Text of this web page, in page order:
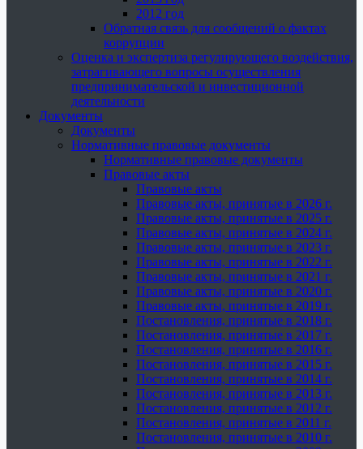
2012 год
Обратная связь для сообщений о фактах
коррупции
Оценка и экспертиза регулирующего воздействия,
затрагивающего вопросы осуществления
предпринимательской и инвестиционной
деятельности
Документы
Документы
Нормативные правовые документы
Нормативные правовые документы
Правовые акты
Правовые акты
Правовые акты, принятые в 2026 г.
Правовые акты, принятые в 2025 г.
Правовые акты, принятые в 2024 г.
Правовые акты, принятые в 2023 г.
Правовые акты, принятые в 2022 г.
Правовые акты, принятые в 2021 г.
Правовые акты, принятые в 2020 г.
Правовые акты, принятые в 2019 г.
Постановления, принятые в 2018 г.
Постановления, принятые в 2017 г.
Постановления, принятые в 2016 г.
Постановления, принятые в 2015 г.
Постановления, принятые в 2014 г.
Постановления, принятые в 2013 г.
Постановления, принятые в 2012 г.
Постановления, принятые в 2011 г.
Постановления, принятые в 2010 г.